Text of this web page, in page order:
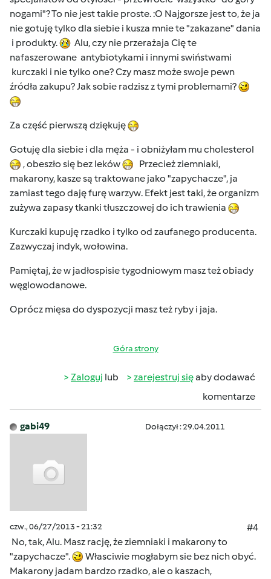
nogami"? To nie jest takie proste. :O Najgorsze jest to, że ja
nie gotuję tylko dla siebie i kusza mnie te "zakazane" dania
i produkty.
Alu, czy nie przerażaja Cię te
nafaszerowane antybiotykami i innymi swiństwami
kurczaki i nie tylko one? Czy masz może swoje pewn
źródła zakupu? Jak sobie radzisz z tymi problemami?
Za część pierwszą dziękuję
Gotuję dla siebie i dla męża - i obniżyłam mu cholesterol
, obeszło się bez leków
Przecież ziemniaki,
makarony, kasze są traktowane jako "zapychacze", ja
zamiast tego daję furę warzyw. Efekt jest taki, że organizm
zużywa zapasy tkanki tłuszczowej do ich trawienia
Kurczaki kupuję rzadko i tylko od zaufanego producenta.
Zazwyczaj indyk, wołowina.
Pamiętaj, że w jadłospisie tygodniowym masz też obiady
węglowodanowe.
Oprócz mięsa do dyspozycji masz też ryby i jaja.
Góra strony
Zaloguj lub zarejestruj sięaby dodawać
komentarze
gabi49 Dołączył : 29.04.2011
czw., 06/27/2013 - 21:32
#4
No, tak, Alu. Masz rację, że ziemniaki i makarony to
"zapychacze".
Własciwie mogłabym sie bez nich obyć.
Makarony jadam bardzo rzadko, ale o kaszach,